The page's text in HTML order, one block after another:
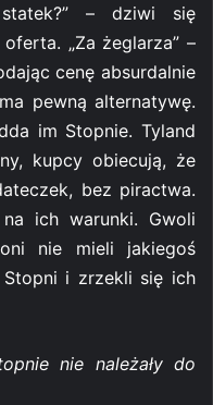
– dziwi się
„Za żeglarza” –
cenę absurdalnie
pewną alternatywę.
im Stopnie. Tyland
kupcy obiecują, że
bez piractwa.
ich warunki. Gwoli
nie mieli jakiegoś
Stopni i zrzekli się ich
nie należały do